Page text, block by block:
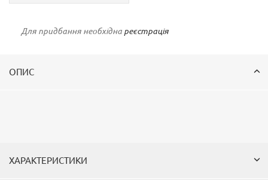
Для придбання необхідна реєстрація
ОПИС
ХАРАКТЕРИСТИКИ